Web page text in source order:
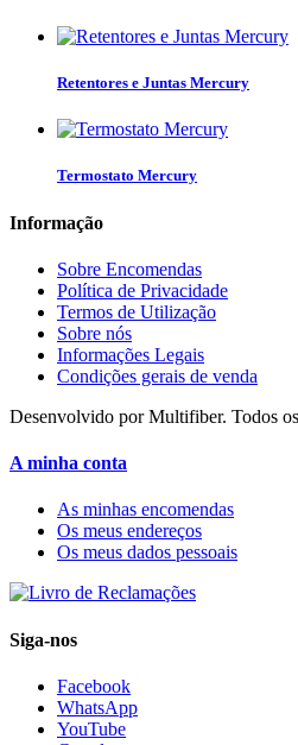
Retentores e Juntas Mercury
Termostato Mercury
Informação
Sobre Encomendas
Política de Privacidade
Termos de Utilização
Sobre nós
Informações Legais
Condições gerais de venda
Desenvolvido por Multifiber. Todos
A minha conta
As minhas encomendas
Os meus endereços
Os meus dados pessoais
Siga-nos
Facebook
WhatsApp
YouTube